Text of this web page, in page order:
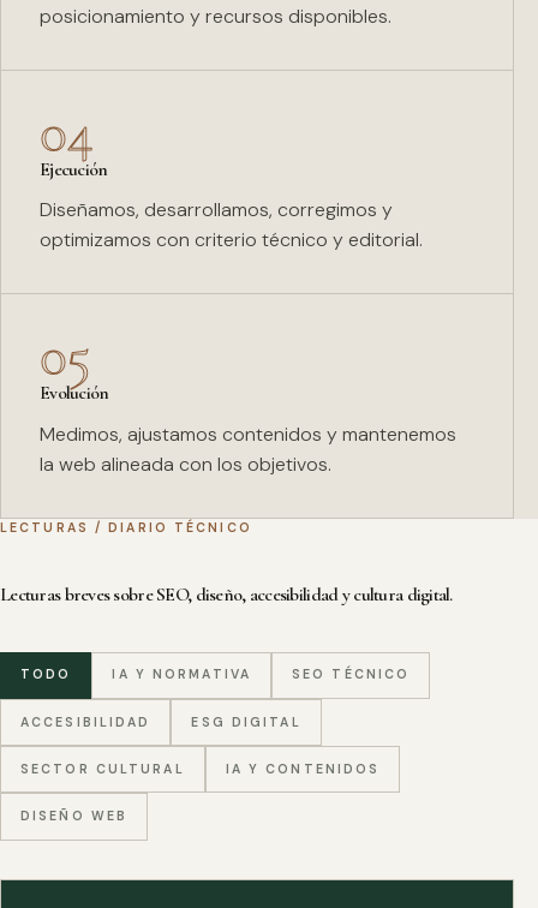
posicionamiento y recursos disponibles.
04
Ejecución
Diseñamos, desarrollamos, corregimos y
optimizamos con criterio técnico y editorial.
05
Evolución
Medimos, ajustamos contenidos y mantenemos
la web alineada con los objetivos.
LECTURAS / DIARIO TÉCNICO
Lecturas breves sobre SEO, diseño, accesibilidad y cultura digital.
TODO IA Y NORMATIVA SEO TÉCNICO
ACCESIBILIDAD ESG DIGITAL
SECTOR CULTURAL IA Y CONTENIDOS
DISEÑO WEB